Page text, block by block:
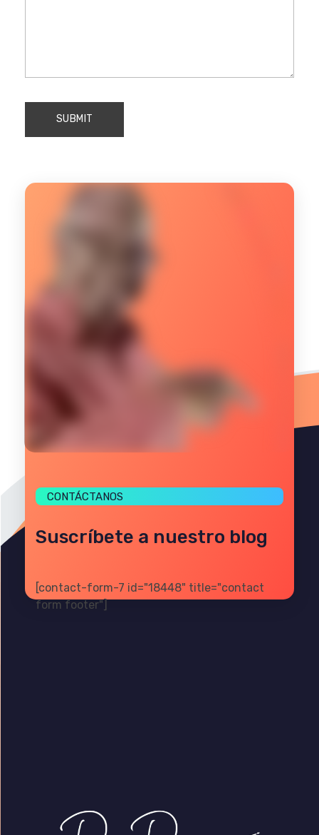
CONTÁCTANOS
Suscríbete a nuestro blog
[contact-form-7 id="18448" title="contact
form footer"]